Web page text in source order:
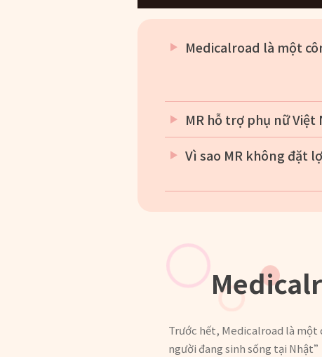
Medicalroad là một
MR hỗ trợ phụ nữ Việt
Vì sao MR không đặt
Trước hết, Medicalroad là
người đang sinh sống tại